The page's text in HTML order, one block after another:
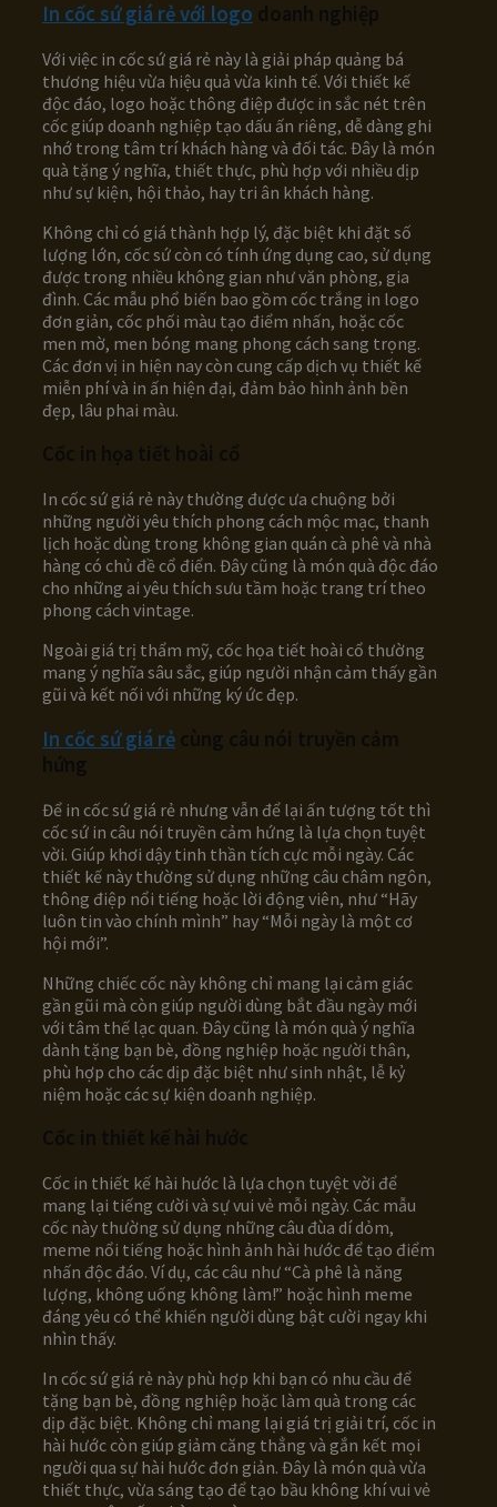
In cốc sứ giá rẻ với logo
Với việc in cốc sứ giá rẻ này là giải pháp quảng bá
thương hiệu vừa hiệu quả vừa kinh tế. Với thiết kế
độc đáo, logo hoặc thông điệp được in sắc nét trên
cốc giúp doanh nghiệp tạo dấu ấn riêng, dễ dàng ghi
nhớ trong tâm trí khách hàng và đối tác. Đây là món
quà tặng ý nghĩa, thiết thực, phù hợp với nhiều dịp
như sự kiện, hội thảo, hay tri ân khách hàng.
Không chỉ có giá thành hợp lý, đặc biệt khi đặt số
lượng lớn, cốc sứ còn có tính ứng dụng cao, sử dụng
được trong nhiều không gian như văn phòng, gia
đình. Các mẫu phổ biến bao gồm cốc trắng in logo
đơn giản, cốc phối màu tạo điểm nhấn, hoặc cốc
men mờ, men bóng mang phong cách sang trọng.
Các đơn vị in hiện nay còn cung cấp dịch vụ thiết kế
miễn phí và in ấn hiện đại, đảm bảo hình ảnh bền
đẹp, lâu phai màu.
In cốc sứ giá rẻ này thường được ưa chuộng bởi
những người yêu thích phong cách mộc mạc, thanh
lịch hoặc dùng trong không gian quán cà phê và nhà
hàng có chủ đề cổ điển. Đây cũng là món quà độc đáo
cho những ai yêu thích sưu tầm hoặc trang trí theo
phong cách vintage.
Ngoài giá trị thẩm mỹ, cốc họa tiết hoài cổ thường
mang ý nghĩa sâu sắc, giúp người nhận cảm thấy gần
gũi và kết nối với những ký ức đẹp.
In cốc sứ giá rẻ
Để in cốc sứ giá rẻ nhưng vẫn để lại ấn tượng tốt thì
cốc sứ in câu nói truyền cảm hứng là lựa chọn tuyệt
vời. Giúp khơi dậy tinh thần tích cực mỗi ngày. Các
thiết kế này thường sử dụng những câu châm ngôn,
thông điệp nổi tiếng hoặc lời động viên, như “Hãy
luôn tin vào chính mình” hay “Mỗi ngày là một cơ
hội mới”.
Những chiếc cốc này không chỉ mang lại cảm giác
gần gũi mà còn giúp người dùng bắt đầu ngày mới
với tâm thế lạc quan. Đây cũng là món quà ý nghĩa
dành tặng bạn bè, đồng nghiệp hoặc người thân,
phù hợp cho các dịp đặc biệt như sinh nhật, lễ kỷ
niệm hoặc các sự kiện doanh nghiệp.
Cốc in thiết kế hài hước là lựa chọn tuyệt vời để
mang lại tiếng cười và sự vui vẻ mỗi ngày. Các mẫu
cốc này thường sử dụng những câu đùa dí dỏm,
meme nổi tiếng hoặc hình ảnh hài hước để tạo điểm
nhấn độc đáo. Ví dụ, các câu như “Cà phê là năng
lượng, không uống không làm!” hoặc hình meme
đáng yêu có thể khiến người dùng bật cười ngay khi
nhìn thấy.
In cốc sứ giá rẻ này phù hợp khi bạn có nhu cầu để
tặng bạn bè, đồng nghiệp hoặc làm quà trong các
dịp đặc biệt. Không chỉ mang lại giá trị giải trí, cốc in
hài hước còn giúp giảm căng thẳng và gắn kết mọi
người qua sự hài hước đơn giản. Đây là món quà vừa
thiết thực, vừa sáng tạo để tạo bầu không khí vui vẻ